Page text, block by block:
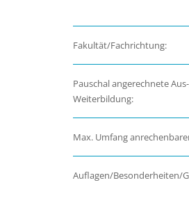
Fakultät/Fachrichtung:
Pauschal angerechnete
Weiterbildung:
Max. Umfang
Auflagen/Besonderheiten/